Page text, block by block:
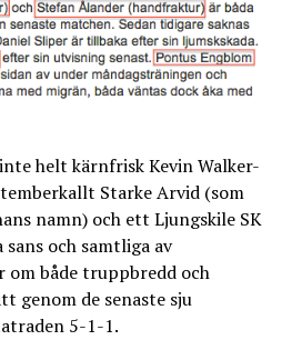
helt kärnfrisk Kevin Walker-
Starke Arvid (som
namn) och ett Ljungskile SK
och samtliga av
om både truppbredd och
genom de senaste sju
5-1-1.